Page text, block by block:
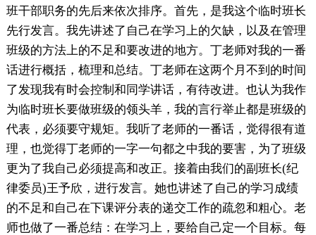
班干部职务的先后来依次排序。首先，是我这个临时班长
先行发言。我先讲述了自己在学习上的欠缺，以及在管理
班级的方法上的不足和要改进的地方。丁老师对我的一番
话进行概括，梳理和总结。丁老师在这两个月不到的时间
了发现我有时会控制和同学讲话，有待改进。也认为我作
为临时班长要做班级的领头羊，我的言行举止都是班级的
代表，必须要守规矩。我听了老师的一番话，觉得很有道
理，也觉得丁老师的一字一句都之中我的要害，为了班级
更为了我自己必须提高和改正。接着由我们的副班长(纪
律委员)王予欣，进行发言。她也讲述了自己的学习成绩
的不足和自己在下课评分表的递交工作的疏忽和粗心。老
师也做了一番总结：在学习上，要给自己定一个目标。每